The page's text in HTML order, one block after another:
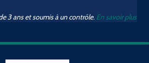
3 ans et soumis à un contrôle. En savoir plus